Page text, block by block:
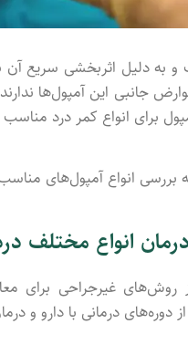
دلیل اثربخشی سریع آن
جانبی این آمپول‌ها
برای انواع کمر درد
بررسی انواع آمپول‌های
انواع مختلف
روش‌های غیرجراحی برای
دوره‌های درمانی با دارو